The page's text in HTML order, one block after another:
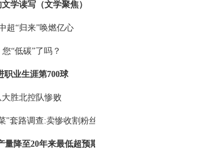
学读写（文学聚焦）
超“归来”唤燃亿心
“低碳”了吗？
职业生涯第700球
胜北控队惨败
"套路调查:卖惨收割粉丝低俗表演博出位
量降至20年来最低超预期执行减产协议